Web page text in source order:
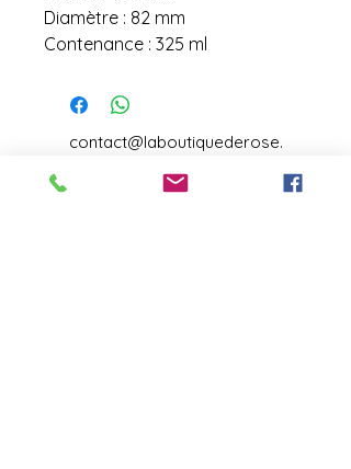
Diamètre : 82 mm
Contenance : 325 ml
contact@laboutiquederose.
Mentions légales